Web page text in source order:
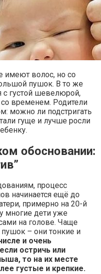
волос, но со
пушок. В то же
с густой шевелюрой,
со временем. Родители
можно ли подстригать
гуще и лучше росли
обосновании:
процесс
начинается ещё до
примерно на 20-й
многие дети уже
на голове. Чаще
– они тонкие и
и очень
остричь или
то на их месте
густые и крепкие.